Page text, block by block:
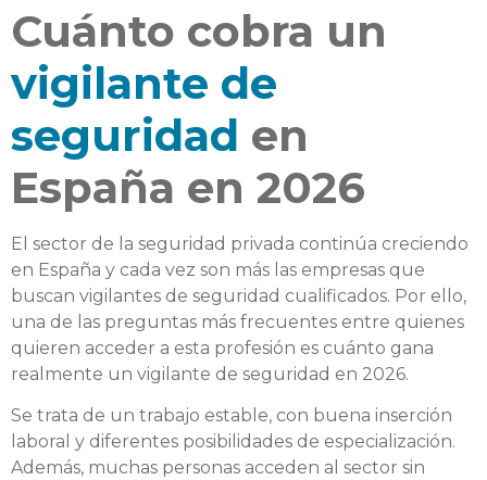
Cuánto cobra un
vigilante de
seguridad en
España en 2026
El sector de la seguridad privada continúa creciendo
en España y cada vez son más las empresas que
buscan vigilantes de seguridad cualificados. Por ello,
una de las preguntas más frecuentes entre quienes
quieren acceder a esta profesión es cuánto gana
realmente un vigilante de seguridad en 2026.
Se trata de un trabajo estable, con buena inserción
laboral y diferentes posibilidades de especialización.
Además, muchas personas acceden al sector sin